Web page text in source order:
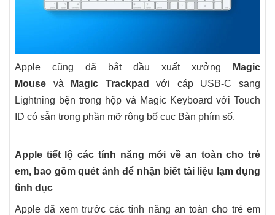
Apple cũng đã bắt đầu xuất xưởng
Magic
Mouse và Magic Trackpad
với cáp USB-C sang
Lightning bện trong hộp và Magic Keyboard với Touch
ID có sẵn trong phần mỡ rộng bố cục Bàn phím số.
Apple tiết lộ các tính năng mới về an toàn cho trẻ
em, bao gồm quét ảnh để nhận biết tài liệu lạm dụng
tình dục
Apple đã xem trước các tính năng an toàn cho trẻ em